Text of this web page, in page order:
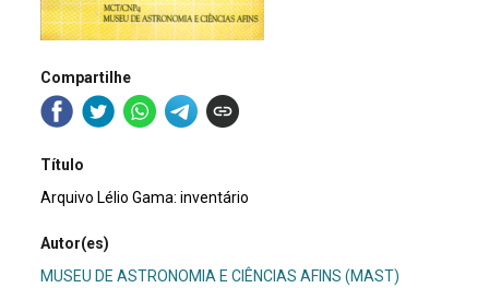
Compartilhe
Título
Arquivo Lélio Gama: inventário
Autor(es)
MUSEU DE ASTRONOMIA E CIÊNCIAS AFINS (MAST)